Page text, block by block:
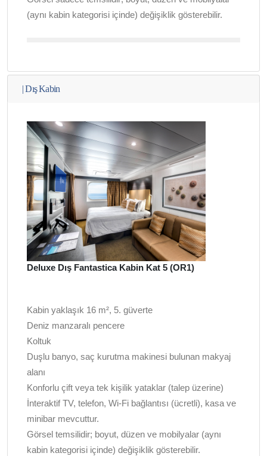
(aynı kabin kategorisi içinde) değişiklik gösterebilir.
|Dış Kabin
Deluxe Dış Fantastica Kabin Kat 5 (OR1)
Kabin yaklaşık 16 m², 5. güverte
Deniz manzaralı pencere
Koltuk
Duşlu banyo, saç kurutma makinesi bulunan makyaj
alanı
Konforlu çift veya tek kişilik yataklar (talep üzerine)
İnteraktif TV, telefon, Wi-Fi bağlantısı (ücretli), kasa ve
minibar mevcuttur.
Görsel temsilidir; boyut, düzen ve mobilyalar (aynı
kabin kategorisi içinde) değişiklik gösterebilir.